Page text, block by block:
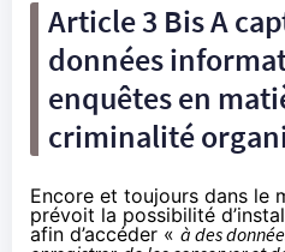
Article 3 Bis A
données
enquêtes en
criminalité
Encore et toujours dans le
prévoit la possibilité
afin d’accéder « à des